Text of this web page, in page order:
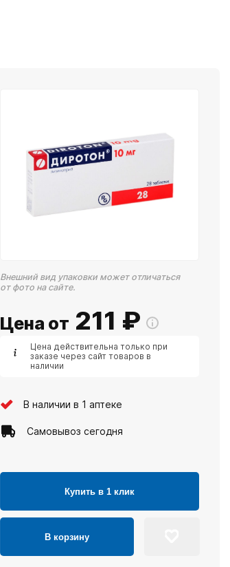
Внешний вид упаковки может отличаться
от фото на сайте.
Цена от 211 ₽
Цена действительна только при
заказе через сайт товаров в
наличии
В наличии в 1 аптеке
Самовывоз сегодня
Купить в 1 клик
В корзину